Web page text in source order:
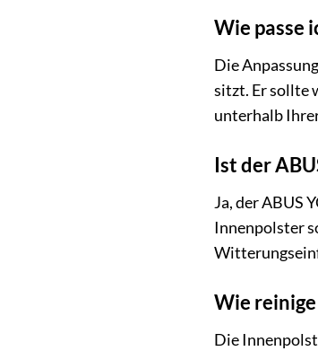
Wie passe
Die
sitzt. Er sollte
unterhalb
Ist der
Ja, der ABUS
Innenpolster
Wie
Die